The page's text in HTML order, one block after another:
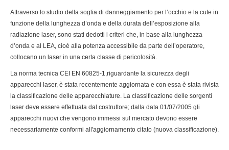
Attraverso lo studio della soglia di danneggiamento per l’occhio e la cute in
funzione della lunghezza d’onda e della durata dell’esposizione alla
radiazione laser, sono stati dedotti i criteri che, in base alla lunghezza
d’onda e al LEA, cioè alla potenza accessibile da parte dell’operatore,
collocano un laser in una certa classe di pericolosità.
La norma tecnica CEI EN 60825-1,riguardante la sicurezza degli
apparecchi laser, è stata recentemente aggiornata e con essa è stata rivista
la classificazione delle apparecchiature. La classificazione delle sorgenti
laser deve essere effettuata dal costruttore; dalla data 01/07/2005 gli
apparecchi nuovi che vengono immessi sul mercato devono essere
necessariamente conformi all'aggiornamento citato (nuova classificazione).